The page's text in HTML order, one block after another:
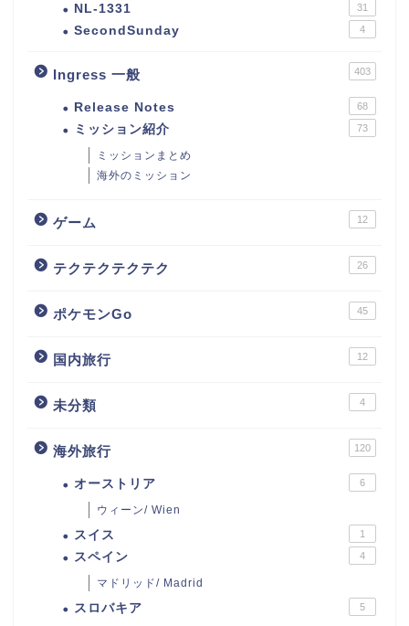
NL-1331 31
SecondSunday 4
Ingress 一般 403
Release Notes 68
ミッション紹介 73
ミッションまとめ
海外のミッション
ゲーム 12
テクテクテクテク 26
ポケモンGo 45
国内旅行 12
未分類 4
海外旅行 120
オーストリア 6
ウィーン/ Wien
スイス 1
スペイン 4
マドリッド/ Madrid
スロバキア 5